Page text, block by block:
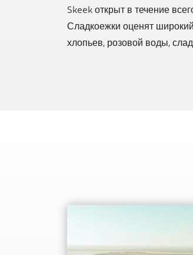
Skeek открыт в течение
Сладкоежки оценят
хлопьев, розовой воды,